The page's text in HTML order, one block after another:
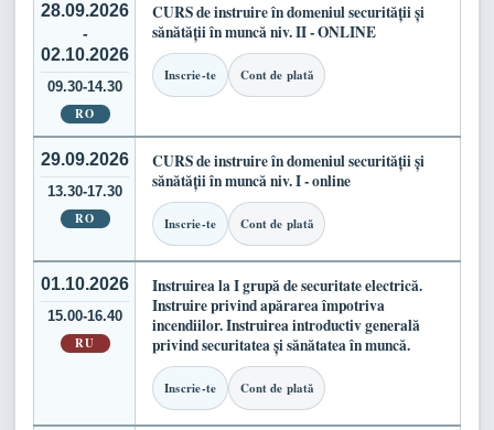
28.09.2026
-
02.10.2026
09.30-14.30
RO
CURS de instruire în domeniul securității și
sănătății în muncă niv. II - ONLINE
Inscrie-te Cont de plată
29.09.2026
13.30-17.30
RO
CURS de instruire în domeniul securității și
sănătății în muncă niv. I - online
Inscrie-te Cont de plată
01.10.2026
15.00-16.40
RU
Instruirea la I grupă de securitate electrică.
Instruire privind apărarea împotriva
incendiilor. Instruirea introductiv generală
privind securitatea și sănătatea în muncă.
Inscrie-te Cont de plată